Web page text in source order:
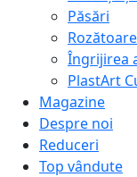
Păsări
Îngrijirea
PlastArt
Magazine
Despre noi
Reduceri
Top vândute